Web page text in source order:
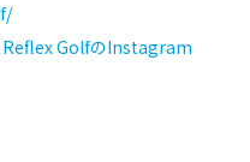
Reflex GolfのInstagram